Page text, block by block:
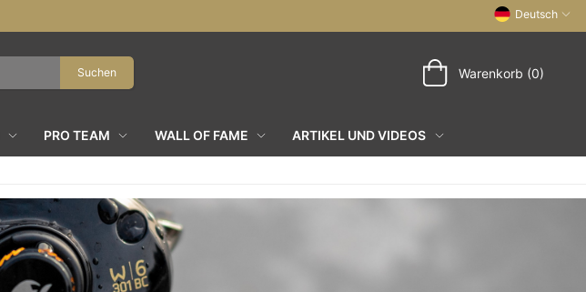
Deutsch
Suchen Warenkorb (0)
PRO TEAM WALL OF FAME ARTIKEL UND VIDEOS